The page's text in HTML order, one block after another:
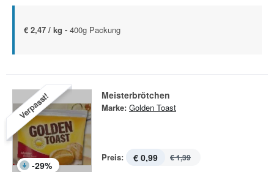
€ 2,47 / kg - 400g Packung
Verpasst!
-29%
Meisterbrötchen
Marke: Golden Toast
Preis: € 0,99 € 1,39